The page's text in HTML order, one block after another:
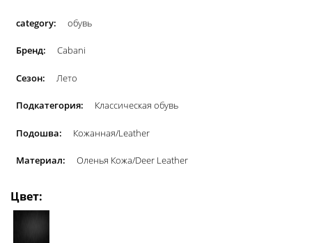
category: обувь
Бренд: Cabani
Сезон: Лето
Подкатегория: Классическая обувь
Подошва: Кожанная/Leather
Материал: Оленья Кожа/Deer Leather
Цвет: